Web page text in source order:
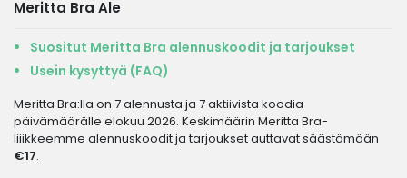
Meritta Bra Ale
Suositut Meritta Bra alennuskoodit ja tarjoukset
Usein kysyttyä (FAQ)
Meritta Bra:lla on 7 alennusta ja 7 aktiivista koodia
päivämäärälle elokuu 2026. Keskimäärin Meritta Bra-
liiikkeemme alennuskoodit ja tarjoukset auttavat säästämään
€17.